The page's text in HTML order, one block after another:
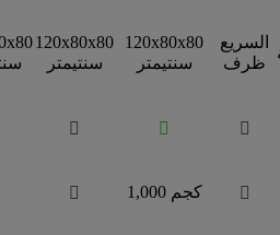
120x80x80
سنتيمتر
120x80x80
سنتيمتر
السريع
ظرف
 

 1,000 كجم 